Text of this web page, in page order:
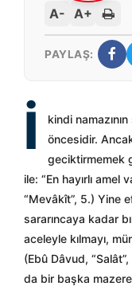
A- A+
PAYLAŞ:
İ
kindi
öncesidir.
geciktirmemek
ile: “En hayırlı amel
“Mevâkît”, 5.) Yine
sararıncaya kadar
aceleyle kılmayı,
(Ebû Dâvud,
da bir başka